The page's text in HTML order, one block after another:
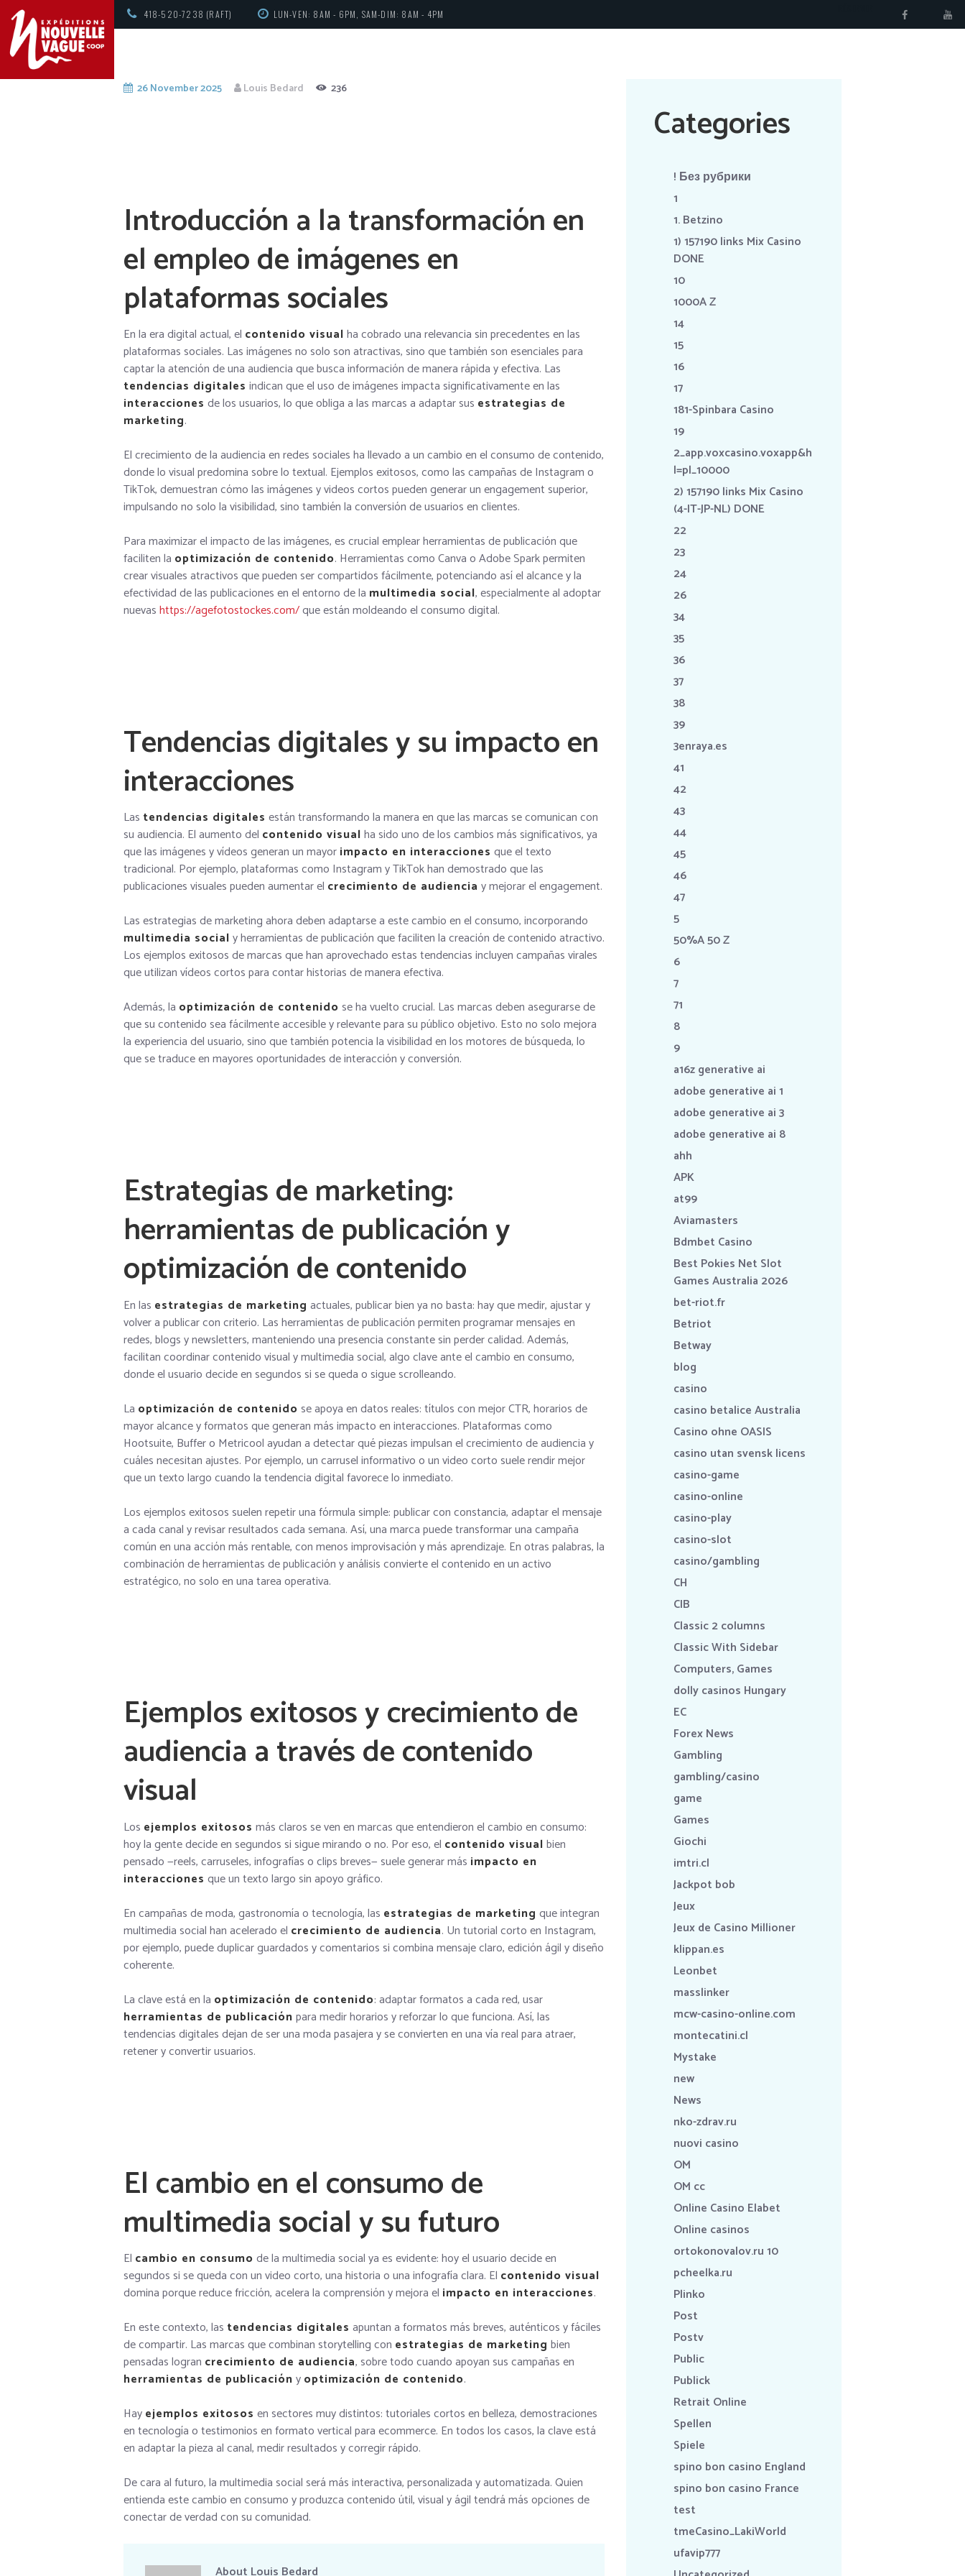
418-520-7238 (RAFT) LUN-VEN: 8AM - 6PM, SAM-DIM: 8AM - 4PM
26 November 2025 Louis Bedard 236
Introducción a la transformación en
el empleo de imágenes en
plataformas sociales
En la era digital actual, el contenido visualha cobrado una relevancia sin precedentes en las
plataformas sociales. Las imágenes no solo son atractivas, sino que también son esenciales para
captar la atención de una audiencia que busca información de manera rápida y efectiva. Las
tendencias digitales indican que el uso de imágenes impacta significativamente en las
interacciones de los usuarios, lo que obliga a las marcas a adaptar sus estrategias de
marketing.
El crecimiento de la audiencia en redes sociales ha llevado a un cambio en el consumo de contenido,
donde lo visual predomina sobre lo textual. Ejemplos exitosos, como las campañas de Instagram o
TikTok, demuestran cómo las imágenes y videos cortos pueden generar un engagement superior,
impulsando no solo la visibilidad, sino también la conversión de usuarios en clientes.
Para maximizar el impacto de las imágenes, es crucial emplear herramientas de publicación que
faciliten la optimización de contenido. Herramientas como Canva o Adobe Spark permiten
crear visuales atractivos que pueden ser compartidos fácilmente, potenciando así el alcance y la
efectividad de las publicaciones en el entorno de la multimedia social, especialmente al adoptar
nuevashttps://agefotostockes.com/que están moldeando el consumo digital.
Tendencias digitales y su impacto en
interacciones
Las tendencias digitales están transformando la manera en que las marcas se comunican con
su audiencia. El aumento del contenido visualha sido uno de los cambios más significativos, ya
que las imágenes y vídeos generan un mayorimpacto en interacciones que el texto
tradicional. Por ejemplo, plataformas como Instagram y TikTok han demostrado que las
publicaciones visuales pueden aumentar el crecimiento de audiencia y mejorar el engagement.
Las estrategias de marketing ahora deben adaptarse a este cambio en el consumo, incorporando
multimedia socialy herramientas de publicación que faciliten la creación de contenido atractivo.
Los ejemplos exitosos de marcas que han aprovechado estas tendencias incluyen campañas virales
que utilizan vídeos cortos para contar historias de manera efectiva.
Además, la optimización de contenido se ha vuelto crucial. Las marcas deben asegurarse de
que su contenido sea fácilmente accesible y relevante para su público objetivo. Esto no solo mejora
la experiencia del usuario, sino que también potencia la visibilidad en los motores de búsqueda, lo
que se traduce en mayores oportunidades de interacción y conversión.
Estrategias de marketing:
herramientas de publicación y
optimización de contenido
En las estrategias de marketing actuales, publicar bien ya no basta: hay que medir, ajustar y
volver a publicar con criterio. Las herramientas de publicación permiten programar mensajes en
redes, blogs y newsletters, manteniendo una presencia constante sin perder calidad. Además,
facilitan coordinar contenido visual y multimedia social, algo clave ante el cambio en consumo,
donde el usuario decide en segundos si se queda o sigue scrolleando.
La optimización de contenido se apoya en datos reales: títulos con mejor CTR, horarios de
mayor alcance y formatos que generan más impacto en interacciones. Plataformas como
Hootsuite, Buffer o Metricool ayudan a detectar qué piezas impulsan el crecimiento de audiencia y
cuáles necesitan ajustes. Por ejemplo, un carrusel informativo o un video corto suele rendir mejor
que un texto largo cuando la tendencia digital favorece lo inmediato.
Los ejemplos exitosos suelen repetir una fórmula simple: publicar con constancia, adaptar el mensaje
a cada canal y revisar resultados cada semana. Así, una marca puede transformar una campaña
común en una acción más rentable, con menos improvisación y más aprendizaje. En otras palabras, la
combinación de herramientas de publicación y análisis convierte el contenido en un activo
estratégico, no solo en una tarea operativa.
Ejemplos exitosos y crecimiento de
audiencia a través de contenido
visual
Los ejemplos exitosos más claros se ven en marcas que entendieron el cambio en consumo:
hoy la gente decide en segundos si sigue mirando o no. Por eso, el contenido visualbien
pensado —reels, carruseles, infografías o clips breves— suele generar más impacto en
interacciones que un texto largo sin apoyo gráfico.
En campañas de moda, gastronomía o tecnología, las estrategias de marketing que integran
multimedia social han acelerado el crecimiento de audiencia. Un tutorial corto en Instagram,
por ejemplo, puede duplicar guardados y comentarios si combina mensaje claro, edición ágil y diseño
coherente.
La clave está en la optimización de contenido: adaptar formatos a cada red, usar
herramientas de publicaciónpara medir horarios y reforzar lo que funciona. Así, las
tendencias digitales dejan de ser una moda pasajera y se convierten en una vía real para atraer,
retener y convertir usuarios.
El cambio en el consumo de
multimedia social y su futuro
El cambio en consumo de la multimedia social ya es evidente: hoy el usuario decide en
segundos si se queda con un video corto, una historia o una infografía clara. El contenido visual
domina porque reduce fricción, acelera la comprensión y mejora el impacto en interacciones.
En este contexto, las tendencias digitales apuntan a formatos más breves, auténticos y fáciles
de compartir. Las marcas que combinan storytelling con estrategias de marketing bien
pensadas logran crecimiento de audiencia, sobre todo cuando apoyan sus campañas en
herramientas de publicaciónyoptimización de contenido.
Hayejemplos exitosos en sectores muy distintos: tutoriales cortos en belleza, demostraciones
en tecnología o testimonios en formato vertical para ecommerce. En todos los casos, la clave está
en adaptar la pieza al canal, medir resultados y corregir rápido.
De cara al futuro, la multimedia social será más interactiva, personalizada y automatizada. Quien
entienda este cambio en consumo y produzca contenido útil, visual y ágil tendrá más opciones de
conectar de verdad con su comunidad.
About Louis Bedard
Categories
! Без рубрики
1
1. Betzino
1) 157190 links Mix Casino
DONE
10
1000A Z
14
15
16
17
181-Spinbara Casino
19
2_app.voxcasino.voxapp&h
l=pl_10000
2) 157190 links Mix Casino
(4-IT-JP-NL) DONE
22
23
24
26
34
35
36
37
38
39
3enraya.es
41
42
43
44
45
46
47
5
50%A 50 Z
6
7
71
8
9
a16z generative ai
adobe generative ai 1
adobe generative ai 3
adobe generative ai 8
ahh
APK
at99
Aviamasters
Bdmbet Casino
Best Pokies Net Slot
Games Australia 2026
bet-riot.fr
Betriot
Betway
blog
casino
casino betalice Australia
Casino ohne OASIS
casino utan svensk licens
casino-game
casino-online
casino-play
casino-slot
casino/gambling
CH
CIB
Classic 2 columns
Classic With Sidebar
Computers, Games
dolly casinos Hungary
EC
Forex News
Gambling
gambling/casino
game
Games
Giochi
imtri.cl
Jackpot bob
Jeux
Jeux de Casino Millioner
klippan.es
Leonbet
masslinker
mcw-casino-online.com
montecatini.cl
Mystake
new
News
nko-zdrav.ru
nuovi casino
OM
OM cc
Online Casino Elabet
Online casinos
ortokonovalov.ru 10
pcheelka.ru
Plinko
Post
Postv
Public
Publick
Retrait Online
Spellen
Spiele
spino bon casino England
spino bon casino France
test
tmeCasino_LakiWorld
ufavip777